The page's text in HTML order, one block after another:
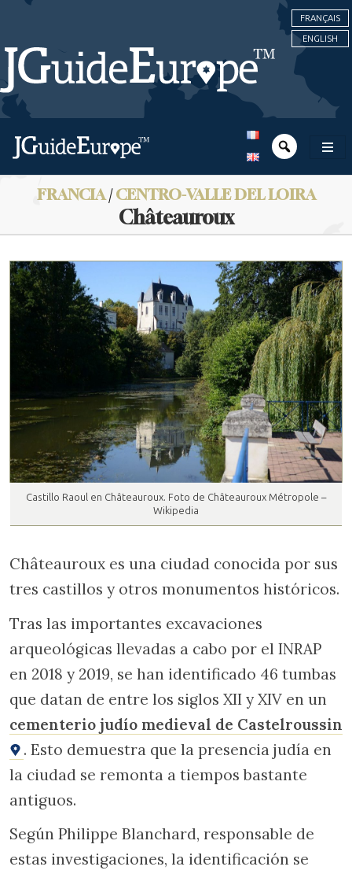
FRANÇAIS
ENGLISH
FRANCIA/CENTRO-VALLE DEL LOIRA
Châteauroux
Castillo Raoul en Châteauroux. Foto de Châteauroux Métropole –
Wikipedia
Châteauroux es una ciudad conocida por sus
tres castillos y otros monumentos históricos.
Tras las importantes excavaciones
arqueológicas llevadas a cabo por el INRAP
en 2018 y 2019, se han identificado 46 tumbas
que datan de entre los siglos XII y XIV en un
cementerio judío medieval de Castelroussin
. Esto demuestra que la presencia judía en
la ciudad se remonta a tiempos bastante
antiguos.
Según Philippe Blanchard, responsable de
estas investigaciones, la identificación se